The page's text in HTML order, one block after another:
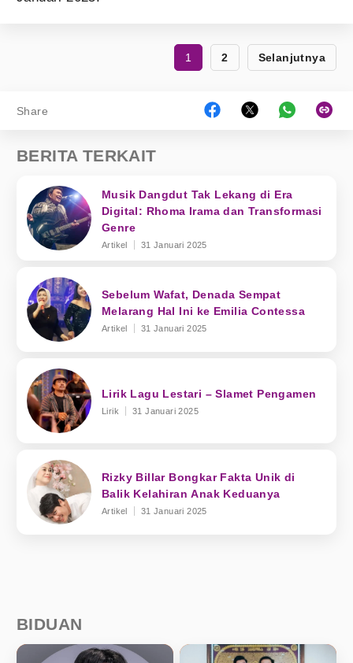
1 2 Selanjutnya
Share
BERITA TERKAIT
Musik Dangdut Tak Lekang di Era
Digital: Rhoma Irama dan Transformasi
Genre
Artikel 31 Januari 2025
Sebelum Wafat, Denada Sempat
Melarang Hal Ini ke Emilia Contessa
Artikel 31 Januari 2025
Lirik Lagu Lestari – Slamet Pengamen
Lirik 31 Januari 2025
Rizky Billar Bongkar Fakta Unik di
Balik Kelahiran Anak Keduanya
Artikel 31 Januari 2025
BIDUAN